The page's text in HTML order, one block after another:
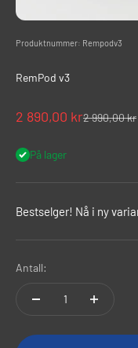
Produktnummer: Rempodv3
RemPod v3
Salgspris
2 890,00 krNormalpris
2 990,00 kr
På lager
Bestselger! Nå i ny
Antall: